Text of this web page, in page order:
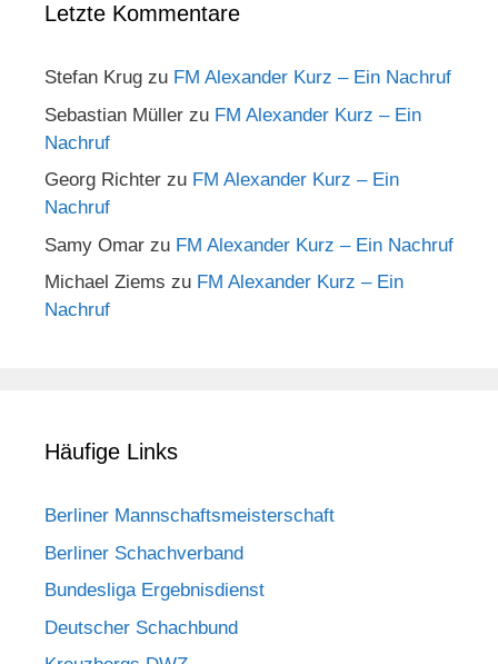
Letzte Kommentare
Stefan Krug zu FM Alexander Kurz – Ein Nachruf
Sebastian Müller zu FM Alexander Kurz – Ein
Nachruf
Georg Richter zu FM Alexander Kurz – Ein
Nachruf
Samy Omar zu FM Alexander Kurz – Ein Nachruf
Michael Ziems zu FM Alexander Kurz – Ein
Nachruf
Häufige Links
Berliner Mannschaftsmeisterschaft
Berliner Schachverband
Bundesliga Ergebnisdienst
Deutscher Schachbund